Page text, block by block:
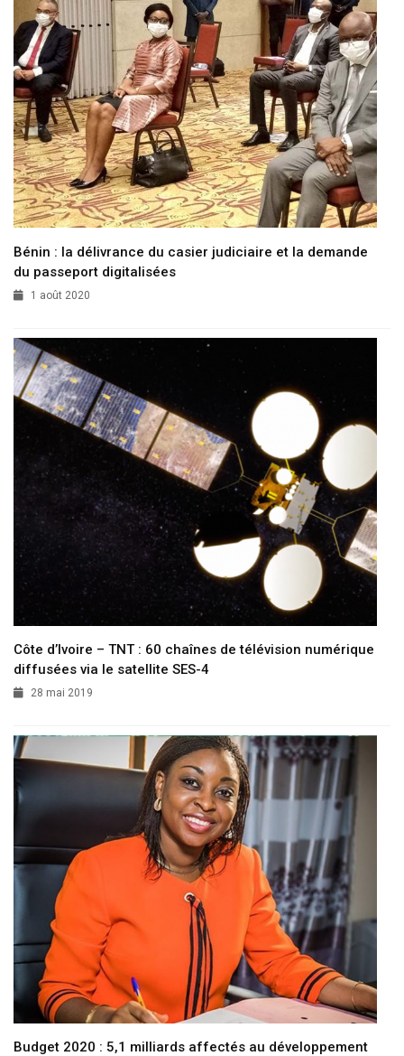
Bénin : la délivrance du casier judiciaire et la demande
du passeport digitalisées
1 août 2020
Côte d’Ivoire – TNT : 60 chaînes de télévision numérique
diffusées via le satellite SES-4
28 mai 2019
Budget 2020 : 5,1 milliards affectés au développement